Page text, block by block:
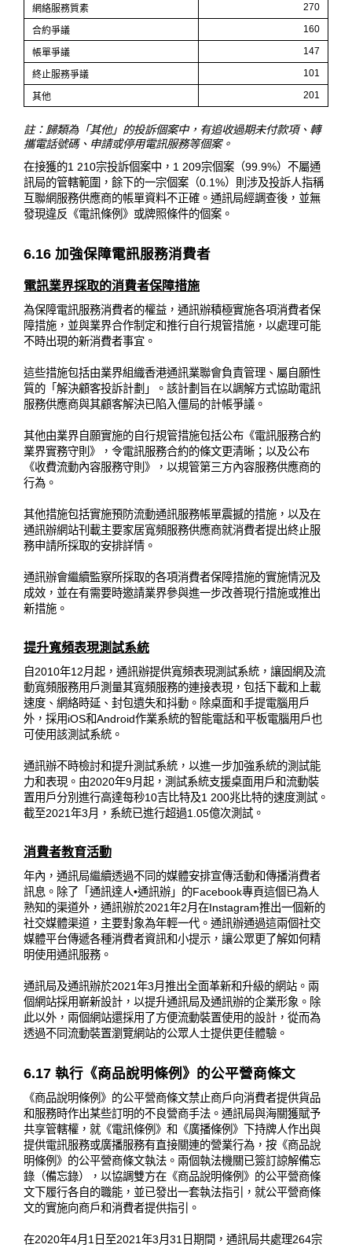
網絡服務質素 270
合約爭議 160
帳單爭議 147
終止服務爭議 101
其他 201
註：歸類為「其他」的投訴個案中，有追收過期未付款項、轉
攜電話號碼、申請或停用電訊服務等個案。
在接獲的1 210宗投訴個案中，1 209宗個案（99.9%）不屬通
訊局的管轄範圍，餘下的一宗個案（0.1%）則涉及投訴人指稱
互聯網服務供應商的帳單資料不正確。通訊局經調查後，並無
發現違反《電訊條例》或牌照條件的個案。
6.16 加強保障電訊服務消費者
電訊業界採取的消費者保障措施
為保障電訊服務消費者的權益，通訊辦積極實施各項消費者保
障措施，並與業界合作制定和推行自行規管措施，以處理可能
不時出現的新消費者事宜。
這些措施包括由業界組織香港通訊業聯會負責管理、屬自願性
質的「解決顧客投訴計劃」。該計劃旨在以調解方式協助電訊
服務供應商與其顧客解決已陷入僵局的計帳爭議。
其他由業界自願實施的自行規管措施包括公布《電訊服務合約
業界實務守則》，令電訊服務合約的條文更清晰；以及公布
《收費流動內容服務守則》，以規管第三方內容服務供應商的
行為。
其他措施包括實施預防流動通訊服務帳單震撼的措施，以及在
通訊辦網站刊載主要家居寬頻服務供應商就消費者提出終止服
務申請所採取的安排詳情。
通訊辦會繼續監察所採取的各項消費者保障措施的實施情況及
成效，並在有需要時邀請業界參與進一步改善現行措施或推出
新措施。
提升寬頻表現測試系統
自2010年12月起，通訊辦提供寬頻表現測試系統，讓固網及流
動寬頻服務用戶測量其寬頻服務的連接表現，包括下載和上載
速度、網絡時延、封包遺失和抖動。除桌面和手提電腦用戶
外，採用iOS和Android作業系統的智能電話和平板電腦用戶也
可使用該測試系統。
通訊辦不時檢討和提升測試系統，以進一步加強系統的測試能
力和表現。由2020年9月起，測試系統支援桌面用戶和流動裝
置用戶分別進行高達每秒10吉比特及1 200兆比特的速度測試。
截至2021年3月，系統已進行超過1.05億次測試。
消費者教育活動
年內，通訊局繼續透過不同的媒體安排宣傳活動和傳播消費者
訊息。除了「通訊達人•通訊辦」的Facebook專頁這個已為人
熟知的渠道外，通訊辦於2021年2月在Instagram推出一個新的
社交媒體渠道，主要對象為年輕一代。通訊辦通過這兩個社交
媒體平台傳遞各種消費者資訊和小提示，讓公眾更了解如何精
明使用通訊服務。
通訊局及通訊辦於2021年3月推出全面革新和升級的網站。兩
個網站採用嶄新設計，以提升通訊局及通訊辦的企業形象。除
此以外，兩個網站還採用了方便流動裝置使用的設計，從而為
透過不同流動裝置瀏覽網站的公眾人士提供更佳體驗。
6.17 執行《商品說明條例》的公平營商條文
《商品說明條例》的公平營商條文禁止商戶向消費者提供貨品
和服務時作出某些訂明的不良營商手法。通訊局與海關獲賦予
共享管轄權，就《電訊條例》和《廣播條例》下持牌人作出與
提供電訊服務或廣播服務有直接關連的營業行為，按《商品說
明條例》的公平營商條文執法。兩個執法機關已簽訂諒解備忘
錄（備忘錄），以協調雙方在《商品說明條例》的公平營商條
文下履行各自的職能，並已發出一套執法指引，就公平營商條
文的實施向商戶和消費者提供指引。
在2020年4月1日至2021年3月31日期間，通訊局共處理264宗